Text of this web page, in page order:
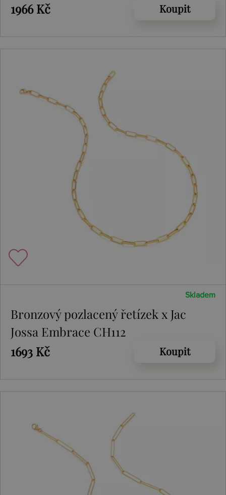
1966 Kč Koupit
Skladem
Bronzový pozlacený řetízek x Jac
Jossa Embrace CH112
1693 Kč
Koupit